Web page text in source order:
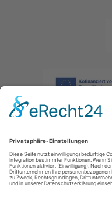
Impressum|